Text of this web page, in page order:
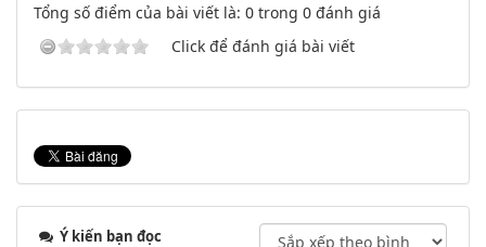
Tổng số điểm của bài viết là: 0 trong 0 đánh giá
Click để đánh giá bài viết
Ý kiến bạn đọc